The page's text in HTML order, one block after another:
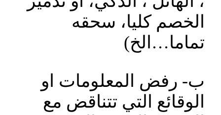
الخصم كليا، سحقه
تماما…الخ)
ب- رفض المعلومات او
الوقائع التي تتناقض مع